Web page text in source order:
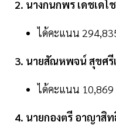
2. นางกนกพร เดชเดโ
ได้คะแนน
3. นายสัณหพจน์ สุขศรี
ได้คะแนน
4. นายกองตรี อาญาสิ